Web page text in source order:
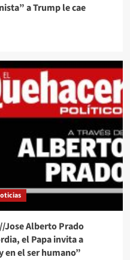
a Trump le cae
Jose Alberto Prado
el Papa invita a
en el ser humano”